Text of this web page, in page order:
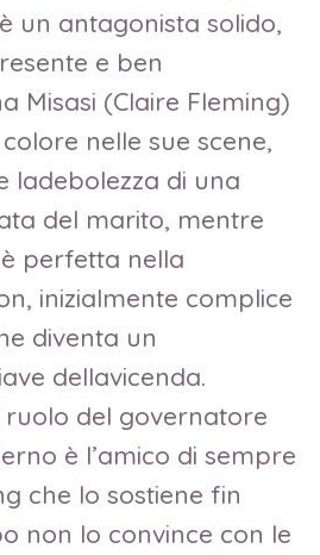
un antagonista solido,
e ben
Misasi (Claire Fleming)
nelle sue scene,
ladebolezza di una
del marito, mentre
perfetta nella
inizialmente complice
diventa un
dellavicenda.
ruolo del governatore
è l’amico di sempre
che lo sostiene fin
non lo convince con le